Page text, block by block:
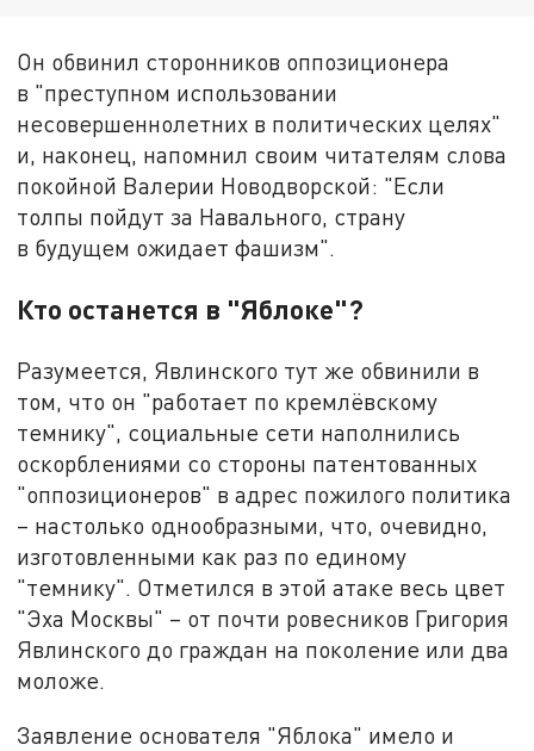
Он обвинил сторонников оппозиционера
в "преступном использовании
несовершеннолетних в политических целях"
и, наконец, напомнил своим читателям слова
покойной Валерии Новодворской: "Если
толпы пойдут за Навального, страну
в будущем ожидает фашизм".
Кто останется в "Яблоке"?
Разумеется, Явлинского тут же обвинили в
том, что он "работает по кремлёвскому
темнику", социальные сети наполнились
оскорблениями со стороны патентованных
"оппозиционеров" в адрес пожилого политика
– настолько однообразными, что, очевидно,
изготовленными как раз по единому
"темнику". Отметился в этой атаке весь цвет
"Эха Москвы" – от почти ровесников Григория
Явлинского до граждан на поколение или два
моложе.
Заявление основателя "Яблока" имело и